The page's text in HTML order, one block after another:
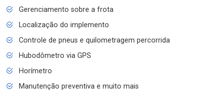
Gerenciamento sobre a frota
Localização do implemento
Controle de pneus e quilometragem percorrida
Hubodômetro via GPS
Horímetro
Manutenção preventiva e muito mais